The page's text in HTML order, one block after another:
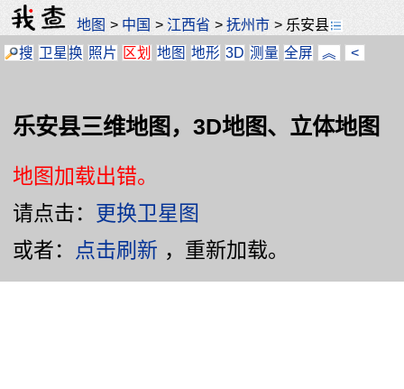
地图 > 中国 > 江西省 >抚州市 > 乐安县
搜 卫星换 照片 区划 地图 地形 3D 测量 全屏 ︽ <
乐安县三维地图，3D地图、立体地图
地图加载出错。
请点击： 更换卫星图
或者： 点击刷新 ，重新加载。